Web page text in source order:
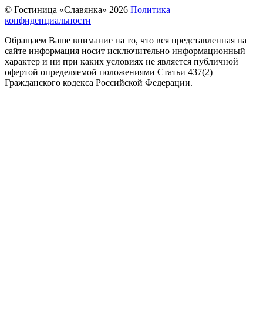
© Гостиница «Славянка» 2026 Политика
конфиденциальности
Обращаем Ваше внимание на то, что вся представленная на
сайте информация носит исключительно информационный
характер и ни при каких условиях не является публичной
офертой определяемой положениями Статьи 437(2)
Гражданского кодекса Российской Федерации.